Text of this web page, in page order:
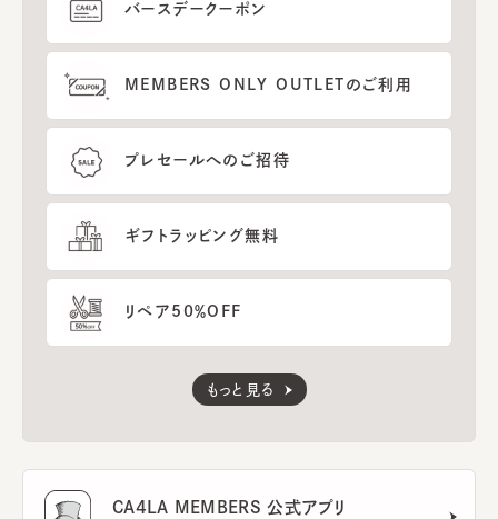
バースデークーポン
MEMBERS ONLY OUTLETのご利用
プレセールへのご招待
ギフトラッピング無料
リペア50％OFF
もっと見る
CA4LA MEMBERS 公式アプリ